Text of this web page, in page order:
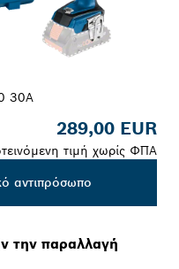
30A
289,00 EUR
τιμή χωρίς ΦΠΑ
αντιπρόσωπο
την παραλλαγή